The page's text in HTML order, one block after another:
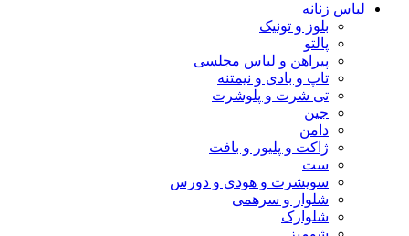
لباس زنانه
بلوز و تونیک
پالتو
پیراهن و لباس مجلسی
تاپ و بادی و نیمتنه
تی شرت و پلوشرت
جین
دامن
ژاکت و پلیور و بافت
ست
سویشرت و هودی و دورس
شلوار و سرهمی
شلوارک